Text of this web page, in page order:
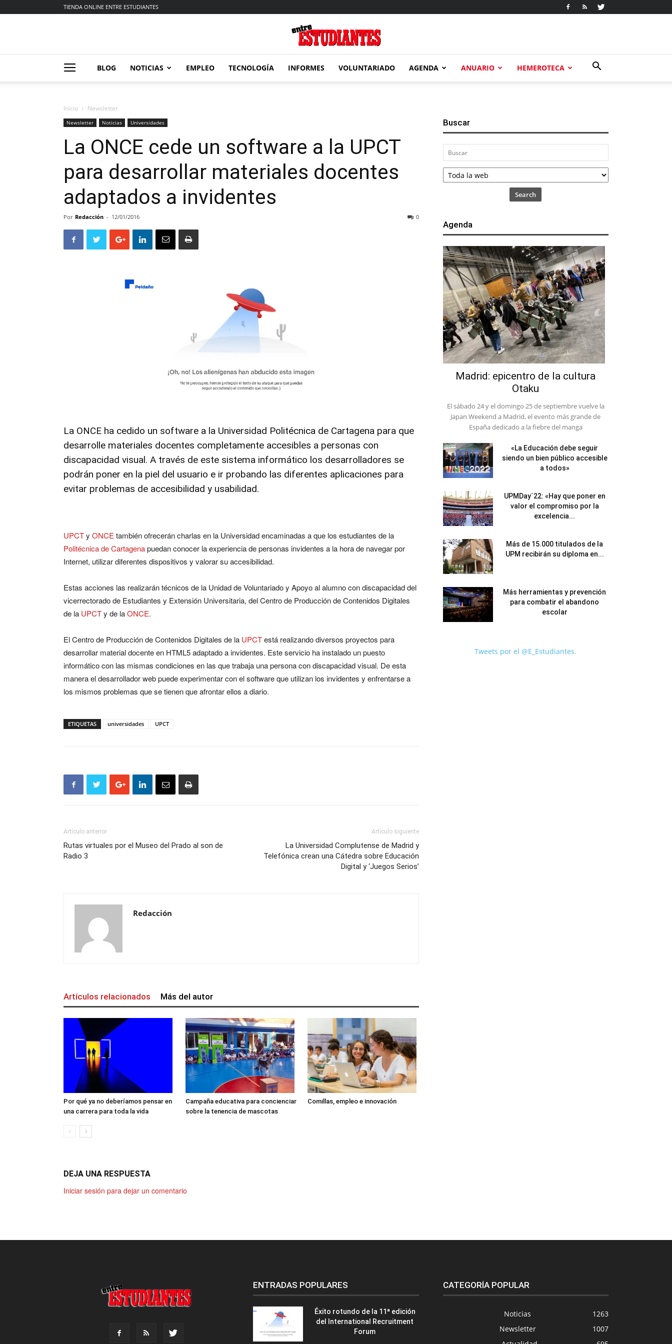
TIENDA ONLINE ENTRE ESTUDIANTES
Estudiantes
BLOG NOTICIAS EMPLEO TECNOLOGÍA INFORMES VOLUNTARIADO AGENDA ANUARIO HEMEROTECA
Inicio Newsletter
Newsletter Noticias Universidades
La ONCE cede un software a la UPCT
para desarrollar materiales docentes
adaptados a invidentes
Por Redacción - 12/01/2016 0
La ONCE ha cedido un software a la Universidad Politécnica de Cartagena para que
desarrolle materiales docentes completamente accesibles a personas con
discapacidad visual. A través de este sistema informático los desarrolladores se
podrán poner en la piel del usuario e ir probando las diferentes aplicaciones para
evitar problemas de accesibilidad y usabilidad.
UPCTy ONCEtambién ofrecerán charlas en la Universidad encaminadas a que los estudiantes de la
Politécnica de Cartagenapuedan conocer la experiencia de personas invidentes a la hora de navegar por
Internet, utilizar diferentes dispositivos y valorar su accesibilidad.
Estas acciones las realizarán técnicos de la Unidad de Voluntariado y Apoyo al alumno con discapacidad del
vicerrectorado de Estudiantes y Extensión Universitaria, del Centro de Producción de Contenidos Digitales
de la UPCTy de laONCE.
El Centro de Producción de Contenidos Digitales de la UPCTestá realizando diversos proyectos para
desarrollar material docente en HTML5 adaptado a invidentes. Este servicio ha instalado un puesto
informático con las mismas condiciones en las que trabaja una persona con discapacidad visual. De esta
manera el desarrollador web puede experimentar con el software que utilizan los invidentes y enfrentarse a
los mismos problemas que se tienen que afrontar ellos a diario.
ETIQUETAS universidades UPCT
Artículo anterior
Rutas virtuales por el Museo del Prado al son de
Radio 3
Artículo siguiente
La Universidad Complutense de Madrid y
Telefónica crean una Cátedra sobre Educación
Digital y ‘Juegos Serios’
Redacción
Artículos relacionados Más del autor
Por qué ya no deberíamos pensar en
una carrera para toda la vida
Campaña educativa para concienciar
sobre la tenencia de mascotas
Comillas, empleo e innovación
DEJA UNA RESPUESTA
Iniciar sesión para dejar un comentario
Buscar
Search
Agenda
Madrid: epicentro de la cultura
Otaku
El sábado 24 y el domingo 25 de septiembre vuelve la
Japan Weekend a Madrid, el evento más grande de
España dedicado a la fiebre del manga
«La Educación debe seguir
siendo un bien público accesible
a todos»
UPMDay´22: «Hay que poner en
valor el compromiso por la
excelencia...
Más de 15.000 titulados de la
UPM recibirán su diploma en...
Más herramientas y prevención
para combatir el abandono
escolar
Tweets por el @E_Estudiantes.
ENTRADAS POPULARES
Éxito rotundo de la 11ª edición
del International Recruitment
Forum
CATEGORÍA POPULAR
Noticias
1263
Newsletter
1007